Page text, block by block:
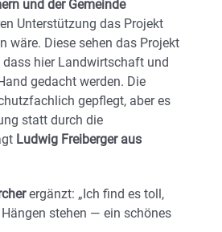
und der Gemeinde
Unterstützung das Projekt
wäre. Diese sehen das Projekt
dass hier Landwirtschaft und
gedacht werden. Die
gepflegt, aber es
statt durch die
Ludwig Freiberger aus
ergänzt: „Ich find es toll,
stehen — ein schönes